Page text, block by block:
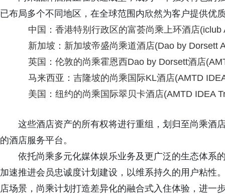
已布局多个不同地区，在全球范围内欣然为客户提供优
中国：香港特别行政区的富荟尚乘上环酒店
新加坡：新加坡帝盛尚乘道酒店(Dao by Dorsett
英国：伦敦的尚乘霍恩西Dao by Dorsett酒店
马来西亚：吉隆坡的尚乘国际KL酒店(AMTD
美国：纽约的尚乘国际翠贝卡酒店(AMTD IDEA
这些酒店资产的所有权将进行重组，划归至尚乘酒
的酒店服务平台。
依托尚乘多元化媒体娱乐业务及更广泛的生态体系
加速推进会员忠诚度计划建设，以维系持久的用户粘性
店场景，尚乘计划打造差异化的融合式入住体验，进一